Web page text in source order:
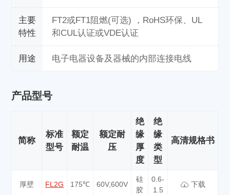
主要
特性
FT2或FT1阻燃(可选) ，RoHS环保、UL
和CUL认证或VDE认证
用途 电子电器设备及器械的内部连接电线
产品型号
简称
标准
型号
额定
耐温
额定耐
压
绝
缘
厚
度
绝
缘
类
型
高清规格书
厚壁 FL2G 175℃ 60V,600V
硅
胶
0.6-
1.5
下载